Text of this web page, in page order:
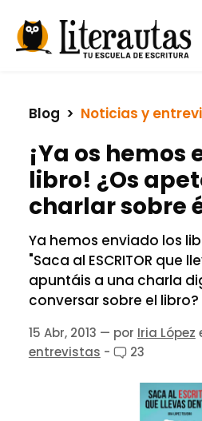
Blog
  >
Noticias y
¡Ya os hemos
libro! ¿Os
charlar sobre
Ya hemos enviado los
"Saca al ESCRITOR que
apuntáis a una charla
conversar sobre el libro?
15 Abr, 2013 — por Iria López
entrevistas - 23